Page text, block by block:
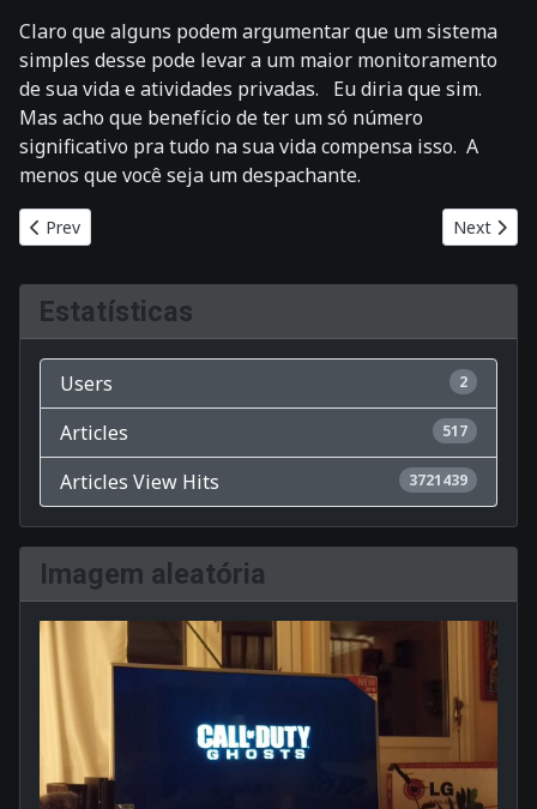
Claro que alguns podem argumentar que um sistema
simples desse pode levar a um maior monitoramento
de sua vida e atividades privadas. Eu diria que sim.
Mas acho que benefício de ter um só número
significativo pra tudo na sua vida compensa isso. A
menos que você seja um despachante.
Previous article: Países considerados os mais felizes do mundo
Prev Next
Next
Estatísticas
Users 2
Articles 517
Articles View Hits 3721439
Imagem aleatória